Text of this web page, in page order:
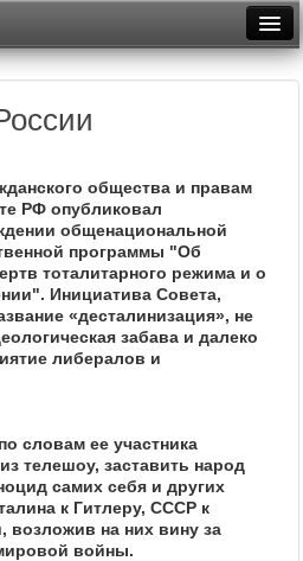
Неделя
Рейтинги
Архив
Видеотоп
общества и правам
РФ опубликовал
общенациональной
программы "Об
тоталитарного режима и о
Инициатива Совета,
«десталинизация», не
забава и далеко
либералов и
словам ее участника
телешоу, заставить народ
самих себя и других
к Гитлеру, СССР к
возложив на них вину за
войны.